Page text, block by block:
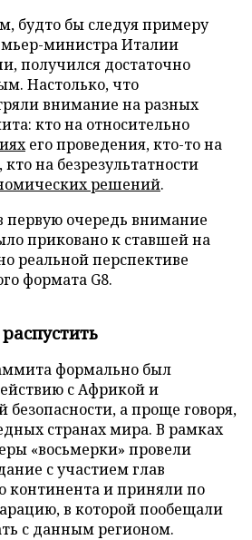
будто бы следуя примеру
министра Италии
получился достаточно
Настолько, что
внимание на разных
кто на относительно
его проведения, кто-то на
, кто на безрезультатности
решений.
первую очередь внимание
приковано к ставшей на
реальной перспективе
формата G8.
формально был
с Африкой и
безопасности, а проще говоря,
странах мира. В рамках
«восьмерки» провели
с участием глав
континента и приняли по
в которой пообещали
с данным регионом.